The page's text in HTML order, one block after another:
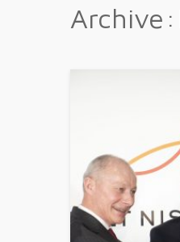
Archive